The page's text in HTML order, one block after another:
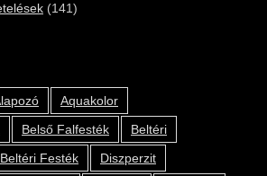
(141)
Aquakolor
Belső Falfesték
Beltéri
Beltéri Festék
Diszperzit